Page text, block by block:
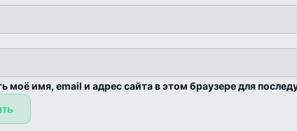
моё имя, email и адрес сайта в этом браузере для